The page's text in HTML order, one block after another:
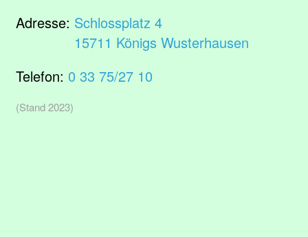
Adresse: Schlossplatz 4
15711 Königs Wusterhausen
Telefon: 0 33 75/27 10
(Stand 2023)